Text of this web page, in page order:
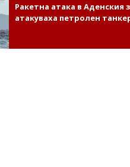
Ракетна атака в Аденския
атакуваха петролен